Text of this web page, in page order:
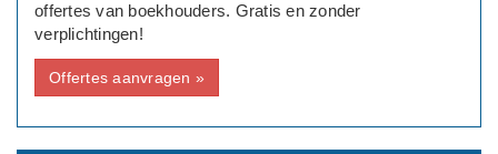
Aantal medewerkers:
Deadline: Graag zo spoedig mogelijk
Bedrijf:
offertes van boekhouders. Gratis en zonder
verplichtingen!
Offertes aanvragen »